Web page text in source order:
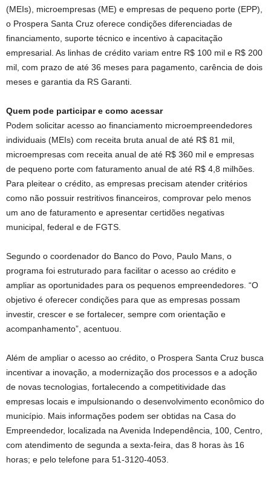
(MEIs), microempresas (ME) e empresas de pequeno porte (EPP),
o Prospera Santa Cruz oferece condições diferenciadas de
financiamento, suporte técnico e incentivo à capacitação
empresarial. As linhas de crédito variam entre R$ 100 mil e R$ 200
mil, com prazo de até 36 meses para pagamento, carência de dois
meses e garantia da RS Garanti.
Quem pode participar e como acessar
Podem solicitar acesso ao financiamento microempreendedores
individuais (MEIs) com receita bruta anual de até R$ 81 mil,
microempresas com receita anual de até R$ 360 mil e empresas
de pequeno porte com faturamento anual de até R$ 4,8 milhões.
Para pleitear o crédito, as empresas precisam atender critérios
como não possuir restritivos financeiros, comprovar pelo menos
um ano de faturamento e apresentar certidões negativas
municipal, federal e de FGTS.
Segundo o coordenador do Banco do Povo, Paulo Mans, o
programa foi estruturado para facilitar o acesso ao crédito e
ampliar as oportunidades para os pequenos empreendedores. “O
objetivo é oferecer condições para que as empresas possam
investir, crescer e se fortalecer, sempre com orientação e
acompanhamento”, acentuou.
Além de ampliar o acesso ao crédito, o Prospera Santa Cruz busca
incentivar a inovação, a modernização dos processos e a adoção
de novas tecnologias, fortalecendo a competitividade das
empresas locais e impulsionando o desenvolvimento econômico do
município. Mais informações podem ser obtidas na Casa do
Empreendedor, localizada na Avenida Independência, 100, Centro,
com atendimento de segunda a sexta-feira, das 8 horas às 16
horas; e pelo telefone para 51-3120-4053.